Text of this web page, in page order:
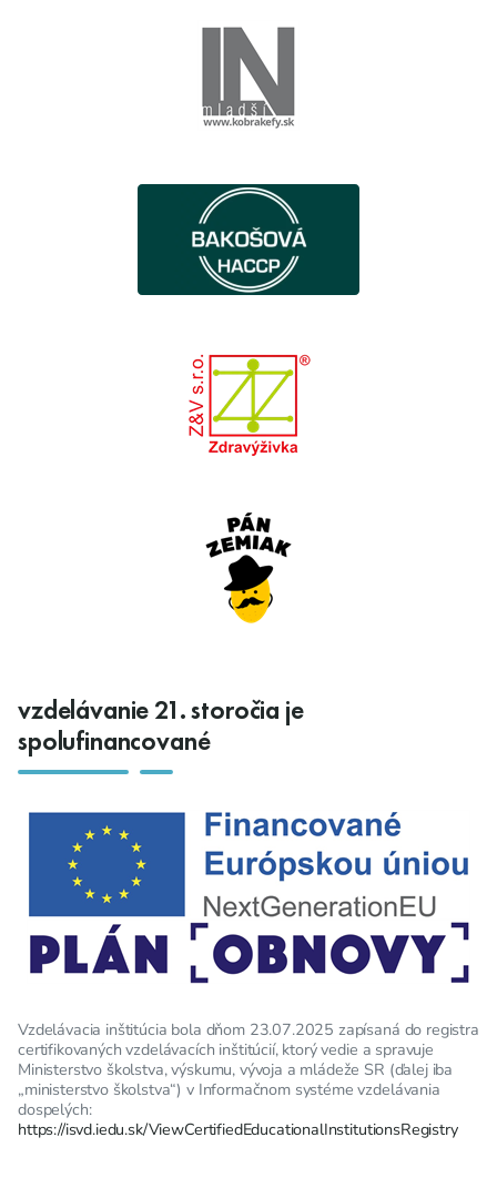
vzdelávanie 21. storočia je
spolufinancované
Vzdelávacia inštitúcia bola dňom 23.07.2025 zapísaná do registra
certifikovaných vzdelávacích inštitúcií, ktorý vedie a spravuje
Ministerstvo školstva, výskumu, vývoja a mládeže SR (ďalej iba
„ministerstvo školstva“) v Informačnom systéme vzdelávania
dospelých:
https://isvd.iedu.sk/ViewCertifiedEducationalInstitutionsRegistry